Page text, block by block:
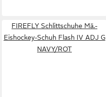
FIREFLY Schlittschuhe Mä.-
Eishockey-Schuh Flash IV ADJ G
NAVY/ROT